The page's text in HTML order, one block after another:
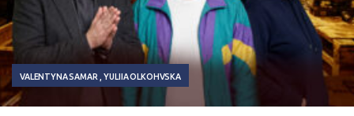
VALENTYNA SAMAR YULIIA OLKOHVSKA